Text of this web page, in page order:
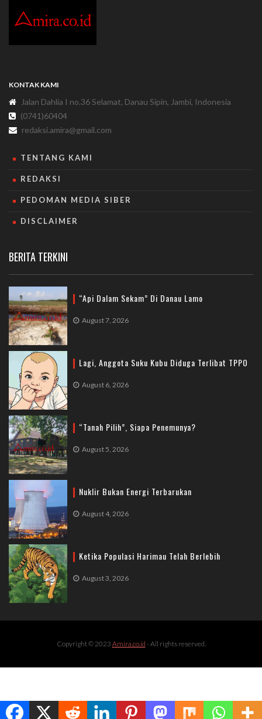
KONTAK KAMI
Jalan Dahlia I no.36 Selamat, Danau Sipin, Jambi, Indonesia
(0741)60404
redaksi.amira@gmail.com
TENTANG KAMI
REDAKSI
PEDOMAN MEDIA SIBER
DISCLAIMER
BERITA TERKINI
“Api Dalam Sekam” Di Danau Lamo
August 7, 2026
Lagi, Anggota Suku Kubu Diduga Terlibat TPPO
August 6, 2026
“Tanah Pilih”, Siapa Penemunya?
August 5, 2026
Nuklir Bukan Energi Terbarukan
August 4, 2026
Ketika Populasi Harimau Telah Berlebih
August 3, 2026
Copyright © 2023 Amira.co.id - All rights reserved.